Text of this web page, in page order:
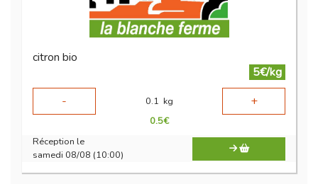
citron bio
5€/kg
-
0.1 kg +
0.5€
Réception le
samedi 08/08 (10:00)